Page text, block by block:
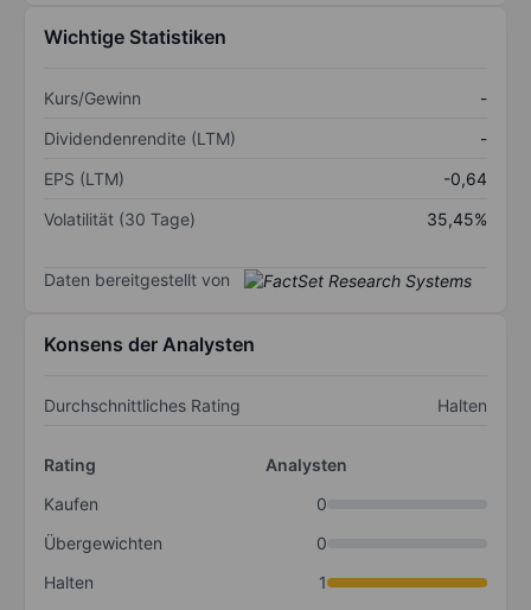
Wichtige Statistiken
Kurs/Gewinn
-
Dividendenrendite (LTM)
-
EPS (LTM)
-0,64
Volatilität (30 Tage)
35,45%
Daten bereitgestellt von
Konsens der Analysten
Durchschnittliches Rating Halten
Rating
Analysten
Kaufen
0
Übergewichten
0
Halten
1